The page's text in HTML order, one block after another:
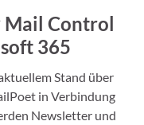
Mail Control
365
Stand über
in Verbindung
Newsletter und